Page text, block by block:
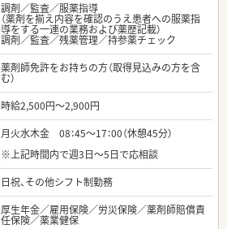
調剤／監査／服薬指導
（薬剤を揃え内容を確認のうえ患者への服薬指
導をする一連の業務および薬歴記載）
調剤／監査／残薬管理／持参薬チェック
薬剤師免許をお持ちの方（取得見込みの方を含
む）
時給2,500円～2,900円
月火水木金 08：45～17：00（休憩45分）
※上記時間内で週3日～5日で応相談
日祝、その他シフト制勤務
厚生年金／雇用保険／労災保険／薬剤師賠償責
任保険／薬業健保